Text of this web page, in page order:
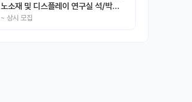
노소재 및 디스플레이 연구실 석/박사/
인턴 모집
~ 상시 모집